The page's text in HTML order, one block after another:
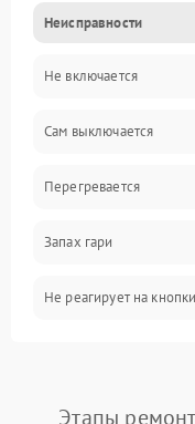
Неисправности
Не включается
Сам выключается
Перегревается
Запах гари
Не реагирует на кнопки
Этапы